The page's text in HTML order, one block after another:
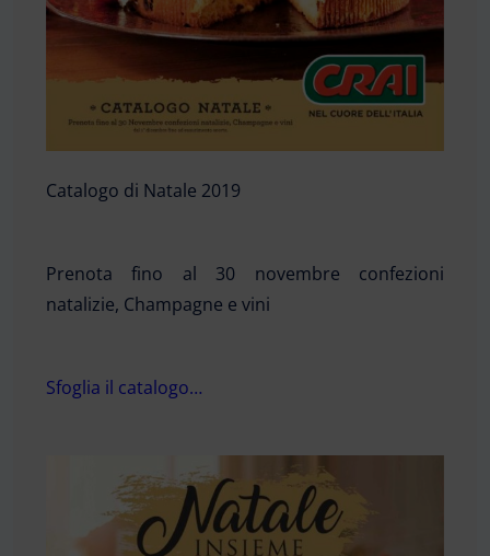
Catalogo di Natale 2019
Prenota fino al 30 novembre confezioni
natalizie, Champagne e vini
Sfoglia il catalogo…